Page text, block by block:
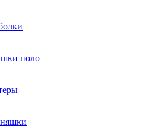
поло